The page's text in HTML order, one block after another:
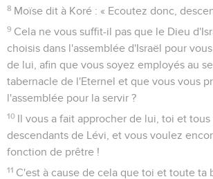
8 Moïse dit à Koré : « Ecoutez donc,
9 Cela ne vous suffit-il pas que le Dieu
choisis dans l'assemblée d'Israël pour
de lui, afin que vous soyez employés au
tabernacle de l'Eternel et que vous vous
l'assemblée pour la servir ?
10 Il vous a fait approcher de lui, toi et tous
descendants de Lévi, et vous voulez
fonction de prêtre !
11 C'est à cause de cela que toi et toute ta